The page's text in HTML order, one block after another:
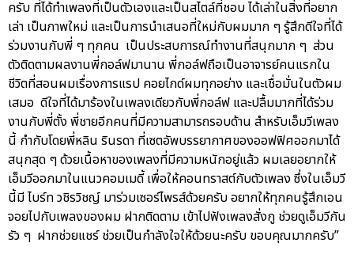
ครับ ที่ได้ทำเพลงที่เป็นตัวเองและเป็นสไตล์ที่ชอบ ได้เล่าในสิ่งที่อยาก
เล่า เป็นภาพใหม่ และเป็นการนำเสนอที่ใหม่กับผมมาก ๆ รู้สึกดีใจที่ได้
ร่วมงานกับพี่ ๆ ทุกคน เป็นประสบการณ์ทำงานที่สนุกมาก ๆ ส่วน
ตัวติดตามผลงานพี่กอล์ฟมานาน พี่กอล์ฟถือเป็นอาจารย์คนแรกใน
ชีวิตที่สอนผมเรื่องการแรป คอยไกด์ผมทุกอย่าง และเชื่อมั่นในตัวผม
เสมอ ดีใจที่ได้มาร้องในเพลงเดียวกับพี่กอล์ฟ และปลื้มมากที่ได้ร่วม
งานกับพี่ตั้ง พี่ชายอีกคนที่มีความสามารถรอบด้าน สำหรับเอ็มวีเพลง
นี้ กำกับโดยพี่หลิน รินรดา ที่เซตอัพบรรยากาศของออฟฟิศออกมาได้
สนุกสุด ๆ ด้วยเนื้อหาของเพลงที่มีความหนักอยู่แล้ว ผมเลยอยากให้
เอ็มวีออกมาในแนวคอมเมดี้ เพื่อให้คอนทราสต์กับตัวเพลง ซึ่งในเอ็มวี
นี้มี ไบร์ท วชิรวิชญ์ มาร่วมเซอร์ไพรส์ด้วยครับ อยากให้ทุกคนรู้สึกเอน
จอยไปกับเพลงของผม ฝากติดตาม เข้าไปฟังเพลงสั่งกู ช่วยดูเอ็มวีกัน
รัว ๆ ฝากช่วยแชร์ ช่วยเป็นกำลังใจให้ด้วยนะครับ ขอบคุณมากครับ”